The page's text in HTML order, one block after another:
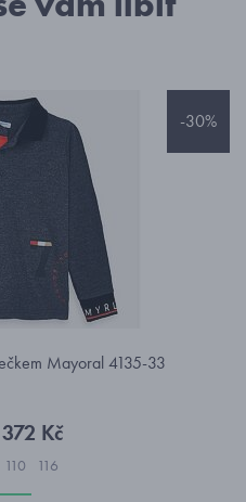
-30%
Mayoral 4135-33
372 Kč
110 116